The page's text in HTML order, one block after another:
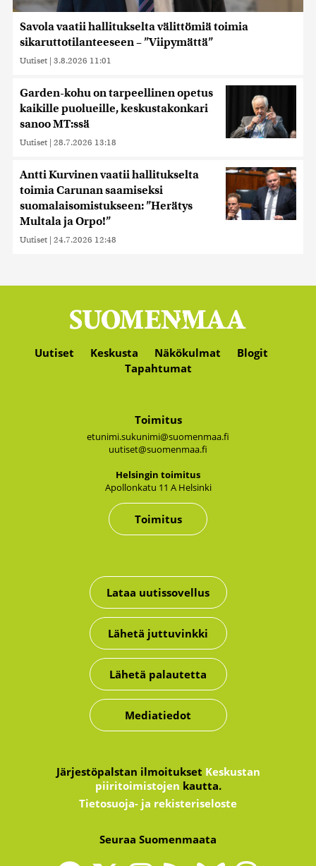
Savola vaatii hallitukselta välittömiä toimia
sikaruttotilanteeseen – ”Viipymättä”
Uutiset | 3.8.2026 11:01
Garden-kohu on tarpeellinen opetus
kaikille puolueille, keskustakonkari
sanoo MT:ssä
Uutiset | 28.7.2026 13:18
Antti Kurvinen vaatii hallitukselta
toimia Carunan saamiseksi
suomalaisomistukseen: ”Herätys
Multala ja Orpo!”
Uutiset | 24.7.2026 12:48
Uutiset Keskusta Näkökulmat
Blogit
Tapahtumat
Toimitus
etunimi.sukunimi@suomenmaa.fi
uutiset@suomenmaa.fi
Hel­sin­gin toi­mi­tus
Apol­lon­ka­tu 11 A Hel­sin­ki
Toimitus
Lataa uutissovellus
Lähetä juttuvinkki
Lähetä palautetta
Mediatiedot
Järjestöpalstan ilmoitukset Keskustan
piiritoimistojen kautta.
Tietosuoja- ja rekisteriseloste
Seuraa Suomenmaata